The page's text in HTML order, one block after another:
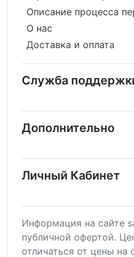
Описание процесса
О нас
Доставка и оплата
Служба
Дополнительно
Личный Кабинет
Информация на сайте
публичной офертой.
отличаться от цены на